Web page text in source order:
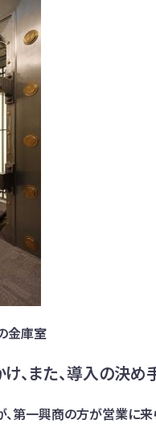
金庫室
、また、導入の決
第一興商の方が営業に来